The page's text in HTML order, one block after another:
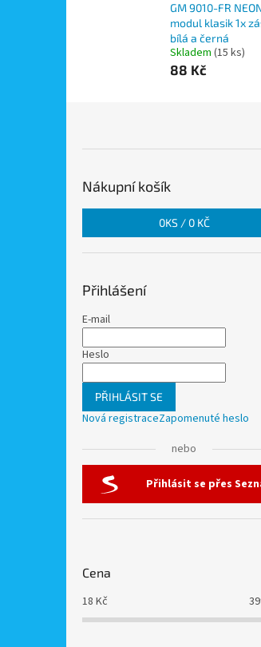
GM 9010-FR
modul klasik 1x
bílá a černá
Skladem (15 ks)
88 Kč
Nákupní košík
0KS / 0 KČ
Přihlášení
E-mail
Heslo
PŘIHLÁSIT SE
Nová registraceZapomenuté heslo
nebo
Přihlásit se přes
Cena
18 Kč